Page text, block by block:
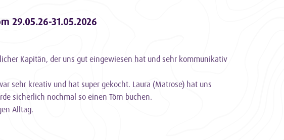
29.05.26-31.05.2026
Kapitän, der uns gut eingewiesen hat und sehr kommunikativ
sehr kreativ und hat super gekocht. Laura (Matrose) hat uns
sicherlich nochmal so einen Törn buchen.
Alltag.